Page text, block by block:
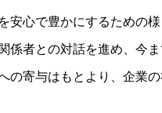
安心で豊かにするための
係者との対話を進め、今
の寄与はもとより、企業